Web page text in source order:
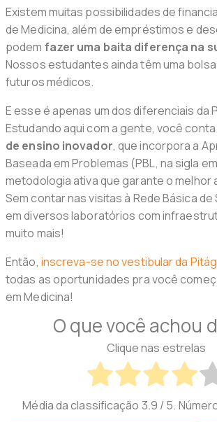
Existem muitas possibilidades de
de Medicina, além de empréstimos e
podem fazer uma baita diferença na
Nossos estudantes ainda têm uma
futuros médicos.
E esse é apenas um dos diferenciais da
Estudando aqui com a gente, você conta
de ensino inovador, que incorpora a
Baseada em Problemas (PBL, na sigla
metodologia ativa que garante o melhor
Sem contar nas visitas à Rede Básica de
em diversos laboratórios com
muito mais!
Então, inscreva-se no vestibular da
todas as oportunidades pra você
em Medicina!
O que você achou
Clique nas estrelas
Média da classificação 3.9 / 5.